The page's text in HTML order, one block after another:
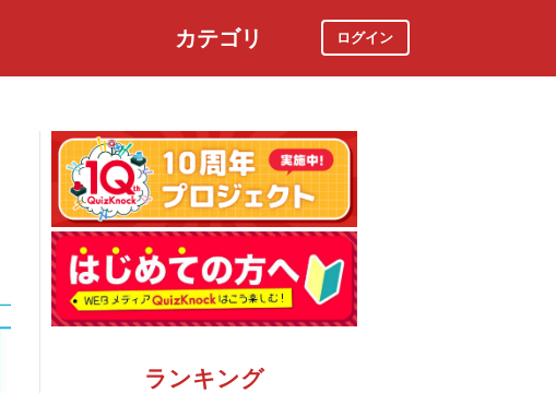
カテゴリ ログイン
ランキング